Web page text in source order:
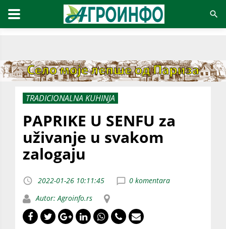
TRADICIONALNA KUHINJA
PAPRIKE U SENFU za
uživanje u svakom
zalogaju
2022-01-26 10:11:45
0 komentara
Autor: Agroinfo.rs